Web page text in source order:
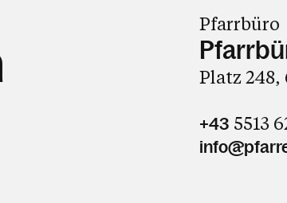
Pfarrbüro
Platz
+43 5513